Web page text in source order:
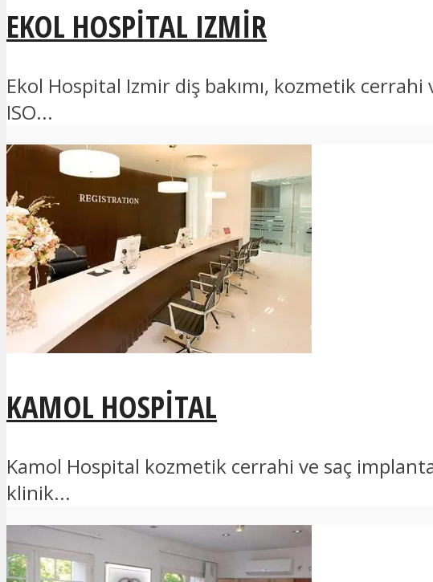
EKOL HOSPITAL IZMIR
Ekol Hospital Izmir diş bakımı, kozmetik
ISO...
KAMOL HOSPITAL
Kamol Hospital kozmetik cerrahi ve saç
klinik...